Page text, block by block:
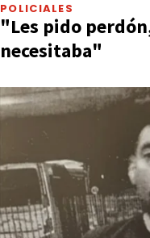
POLICIALES
"Les pido
necesitaba"